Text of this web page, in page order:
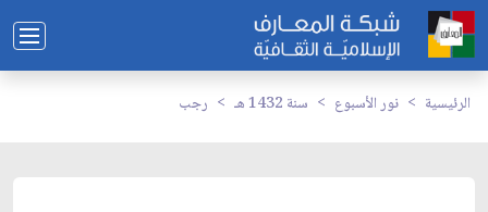
الرئيسية نور الأسبوع سنة 1432 هـ رجب